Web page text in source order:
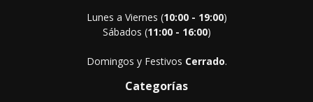
Lunes a Viernes (10:00 - 19:00)
Sábados (11:00 - 16:00)
Domingos y Festivos Cerrado.
Categorías